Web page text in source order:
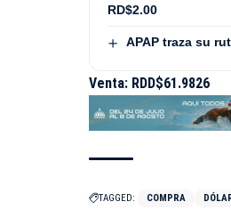
RD$2.00
APAP traza su
Venta: RDD$61.9826
TAGGED: COMPRA